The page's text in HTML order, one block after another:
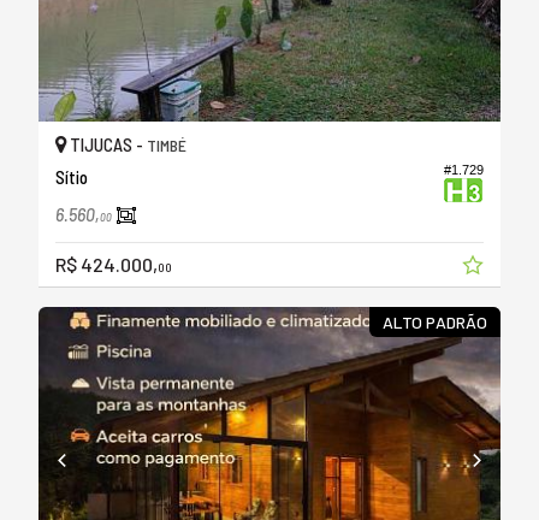
#1.729
TIJUCAS - TIMBÉ
Sítio
6.560,00
R$ 424.000,00
ALTO PADRÃO